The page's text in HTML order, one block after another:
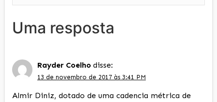
Uma resposta
Rayder Coelho disse:
13 de novembro de 2017 às 3:41 PM
Almir Diniz, dotado de uma cadencia métrica de